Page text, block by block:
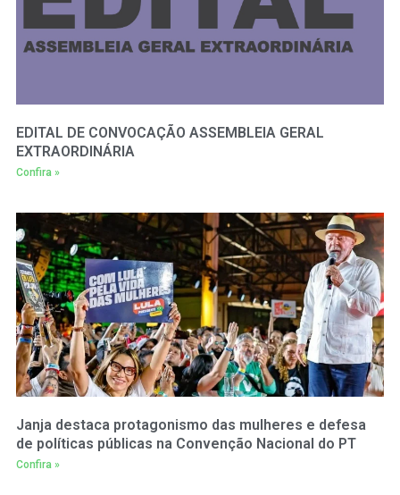
EDITAL DE CONVOCAÇÃO ASSEMBLEIA GERAL
EXTRAORDINÁRIA
Confira »
Janja destaca protagonismo das mulheres e defesa
de políticas públicas na Convenção Nacional do PT
Confira »